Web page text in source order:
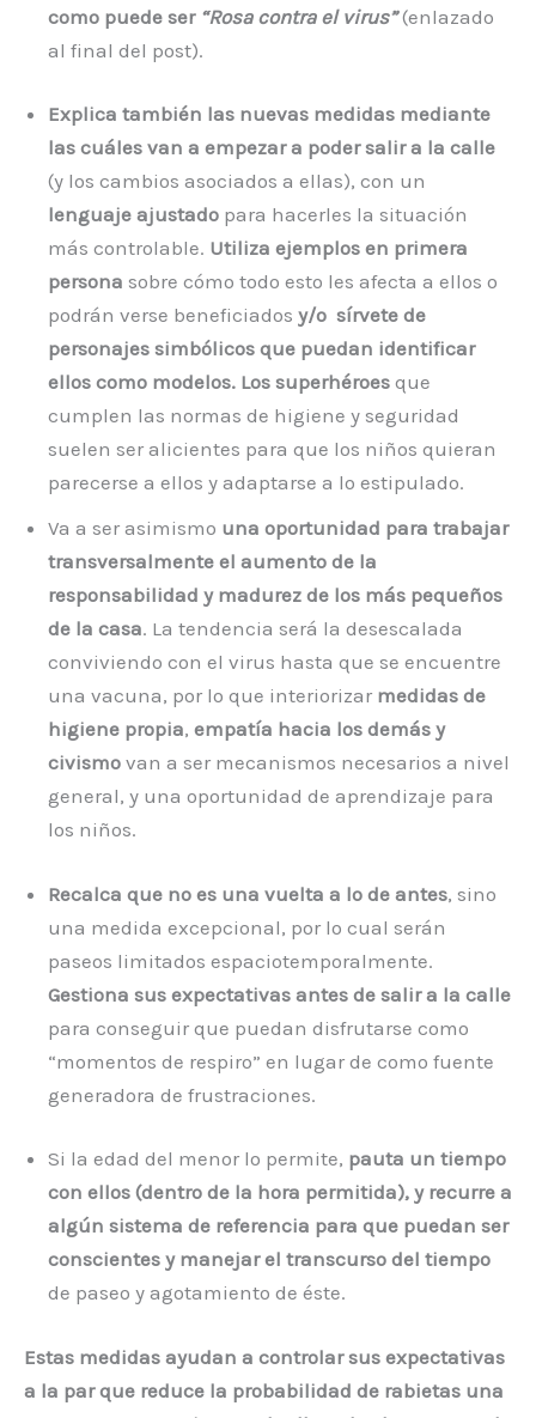
como puede ser “Rosa contra el virus”(enlazado
al final del post).
Explica también las nuevas medidas mediante
las cuáles van a empezar a poder salir a la calle
(y los cambios asociados a ellas), con un
lenguaje ajustado para hacerles la situación
más controlable. Utiliza ejemplos en primera
persona sobre cómo todo esto les afecta a ellos o
podrán verse beneficiados y/o sírvete de
personajes simbólicos que puedan identificar
ellos como modelos. Los superhéroes que
cumplen las normas de higiene y seguridad
suelen ser alicientes para que los niños quieran
parecerse a ellos y adaptarse a lo estipulado.
Va a ser asimismo una oportunidad para trabajar
transversalmente el aumento de la
responsabilidad y madurez de los más pequeños
de la casa. La tendencia será la desescalada
conviviendo con el virus hasta que se encuentre
una vacuna, por lo que interiorizar medidas de
higiene propia, empatía hacia los demás y
civismo van a ser mecanismos necesarios a nivel
general, y una oportunidad de aprendizaje para
los niños.
Recalca que no es una vuelta a lo de antes, sino
una medida excepcional, por lo cual serán
paseos limitados espaciotemporalmente.
Gestiona sus expectativas antes de salir a la calle
para conseguir que puedan disfrutarse como
“momentos de respiro” en lugar de como fuente
generadora de frustraciones.
Si la edad del menor lo permite, pauta un tiempo
con ellos (dentro de la hora permitida), y recurre a
algún sistema de referencia para que puedan ser
conscientes y manejar el transcurso del tiempo
de paseo y agotamiento de éste.
Estas medidas ayudan a controlar sus expectativas
a la par que reduce la probabilidad de rabietas una